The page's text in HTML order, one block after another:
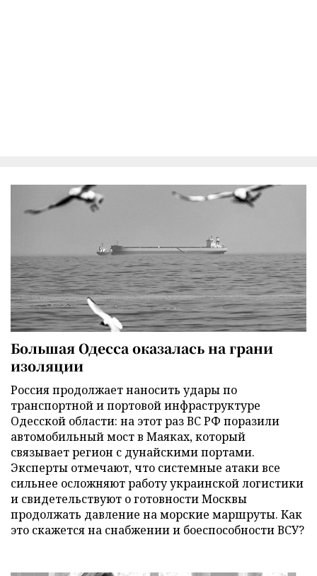
Большая Одесса оказалась на грани
изоляции
Россия продолжает наносить удары по
транспортной и портовой инфраструктуре
Одесской области: на этот раз ВС РФ поразили
автомобильный мост в Маяках, который
связывает регион с дунайскими портами.
Эксперты отмечают, что системные атаки все
сильнее осложняют работу украинской логистики
и свидетельствуют о готовности Москвы
продолжать давление на морские маршруты. Как
это скажется на снабжении и боеспособности ВСУ?